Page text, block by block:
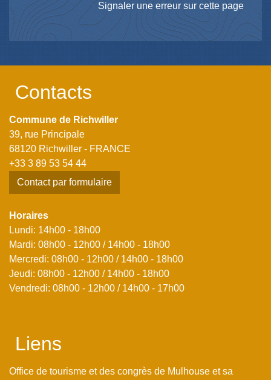
Signaler une erreur sur cette page
Contacts
Commune de Richwiller
39, rue Principale
68120 Richwiller - FRANCE
+33 3 89 53 54 44
Contact par formulaire
Horaires
Lundi: 14h00 - 18h00
Mardi: 08h00 - 12h00 / 14h00 - 18h00
Mercredi: 08h00 - 12h00 / 14h00 - 18h00
Jeudi: 08h00 - 12h00 / 14h00 - 18h00
Vendredi: 08h00 - 12h00 / 14h00 - 17h00
Liens
Office de tourisme et des congrès de Mulhouse et sa